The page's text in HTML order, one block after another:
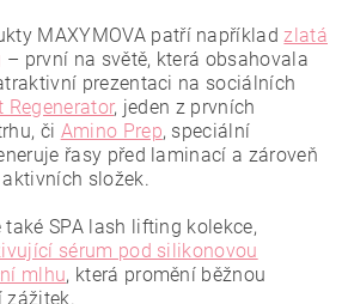
MAXYMOVA patří například zlatá
– první na světě, která obsahovala
prezentaci na sociálních
Regenerator, jeden z prvních
či Amino Prep, speciální
řasy před laminací a zároveň
složek.
SPA lash lifting kolekce,
sérum pod silikonovou
mlhu, která promění běžnou
zážitek.